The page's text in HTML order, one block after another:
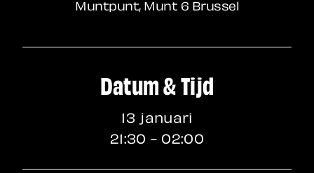
Muntpunt, Munt 6 Brussel
Datum & Tijd
13 januari
21:30 - 02:00